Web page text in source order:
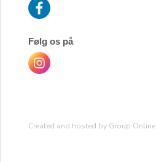
Følg os på
Created and hosted by Group Online